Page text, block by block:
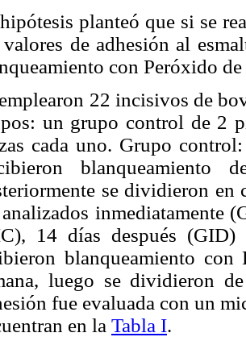
planteó que si se
de adhesión al
con Peróxido
22 incisivos de
un grupo control de 2
cada uno. Grupo
blanqueamiento
se dividieron en
analizados inmediatamente
14 días después
blanqueamiento
luego se dividieron
fue evaluada con un
en la Tabla I.